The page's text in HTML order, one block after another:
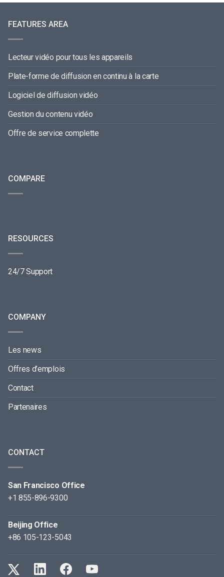
FEATURES AREA
Lecteur vidéo pour tous les appareils
Plate-forme de diffusion en continu à la carte
Logiciel de diffusion vidéo
Gestion du contenu vidéo
Offre de service complette
COMPARE
RESOURCES
24/7 Support
COMPANY
Les news
Offres d’emplois
Contact
Partenaires
CONTACT
San Francisco Office
+1 855-896-9300
Beijing Office
+86 105-123-5043